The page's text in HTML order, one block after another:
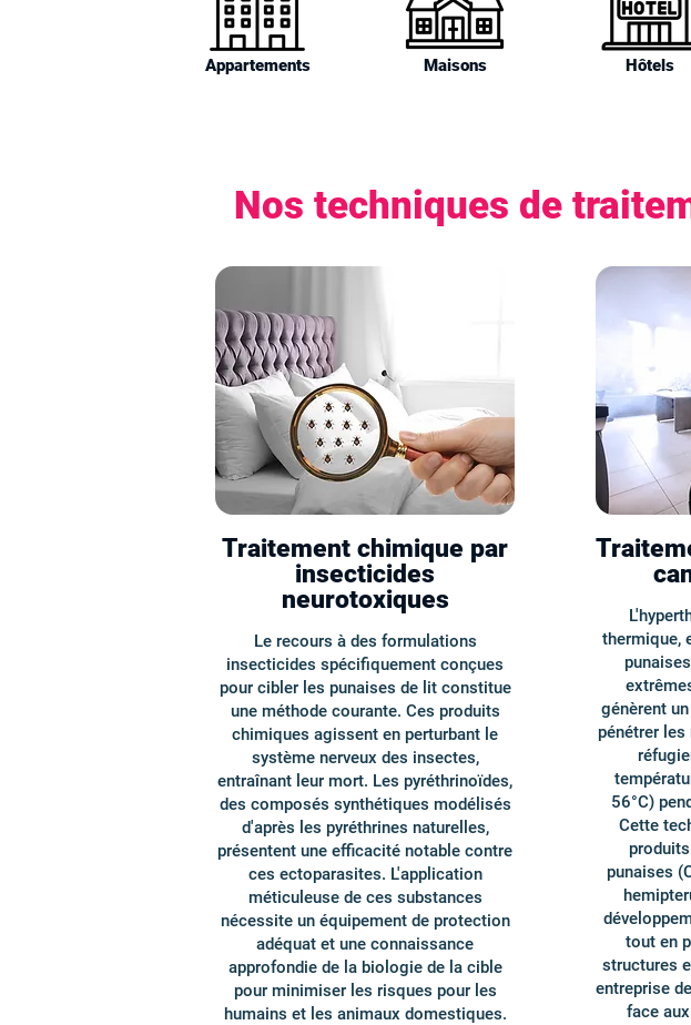
Appartements Maisons Hôtels
Nos techniques de
Traitement chimique par
insecticides
neurotoxiques
Le recours à des formulations
insecticides spécifiquement conçues
pour cibler les punaises de lit constitue
une méthode courante. Ces produits
chimiques agissent en perturbant le
système nerveux des insectes,
entraînant leur mort. Les pyréthrinoïdes,
des composés synthétiques modélisés
d'après les pyréthrines naturelles,
présentent une efficacité notable contre
ces ectoparasites. L'application
méticuleuse de ces substances
nécessite un équipement de protection
adéquat et une connaissance
approfondie de la biologie de la cible
pour minimiser les risques pour les
humains et les animaux domestiques.
thermique,
génèrent
pénétrer
56°C)
Cette
punaises
tout en
structures
entreprise
face